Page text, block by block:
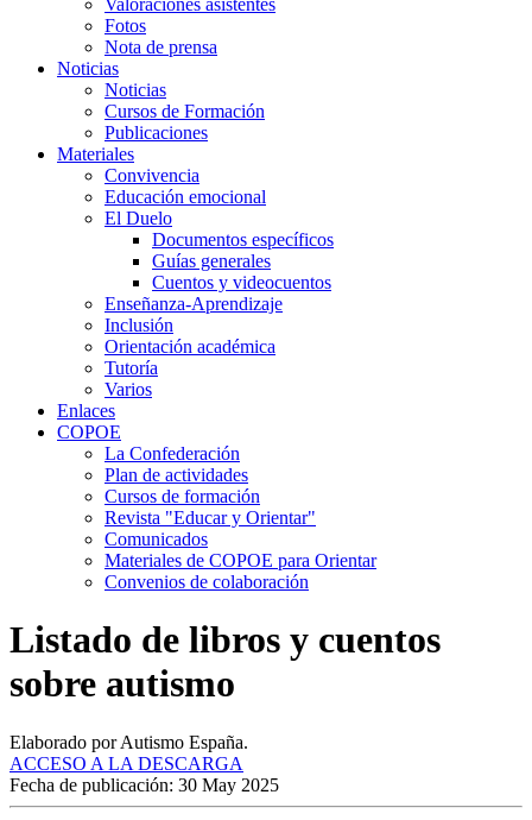
Valoraciones asistentes
Fotos
Nota de prensa
Noticias
Noticias
Cursos de Formación
Publicaciones
Materiales
Convivencia
Educación emocional
El Duelo
Documentos específicos
Guías generales
Cuentos y videocuentos
Enseñanza-Aprendizaje
Inclusión
Orientación académica
Tutoría
Varios
Enlaces
COPOE
La Confederación
Plan de actividades
Cursos de formación
Revista "Educar y Orientar"
Comunicados
Materiales de COPOE para Orientar
Convenios de colaboración
Listado de libros y cuentos
sobre autismo
Elaborado por Autismo España.
ACCESO A LA DESCARGA
Fecha de publicación: 30 May 2025